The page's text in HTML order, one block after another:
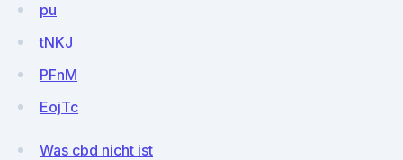
pu
tNKJ
PFnM
EojTc
Was cbd nicht ist